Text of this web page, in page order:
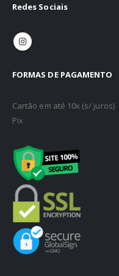
Redes Sociais
FORMAS DE PAGAMENTO
Cartão em até 10x (s/ juros)
Pix